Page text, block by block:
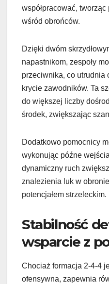
współpracować,
wśród obrońców.
Dzięki dwóm
napastnikom, zespoły
przeciwnika, co utrudnia
krycie zawodników. Ta
do większej liczby
środek, zwiększając
Dodatkowo pomocnicy
wykonując późne
dynamiczny ruch
znalezienia luk w
potencjałem strzeleckim.
Stabilność
wsparcie z
Chociaż formacja 2-4-4
ofensywna, zapewnia